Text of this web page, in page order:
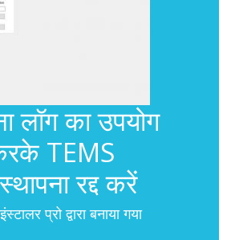
लॉग का उपयोग
TEMS
रद्द करें
प्रो द्वारा बनाया गया